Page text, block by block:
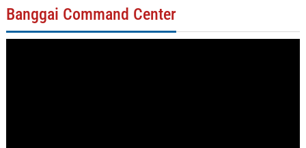
Banggai Command Center